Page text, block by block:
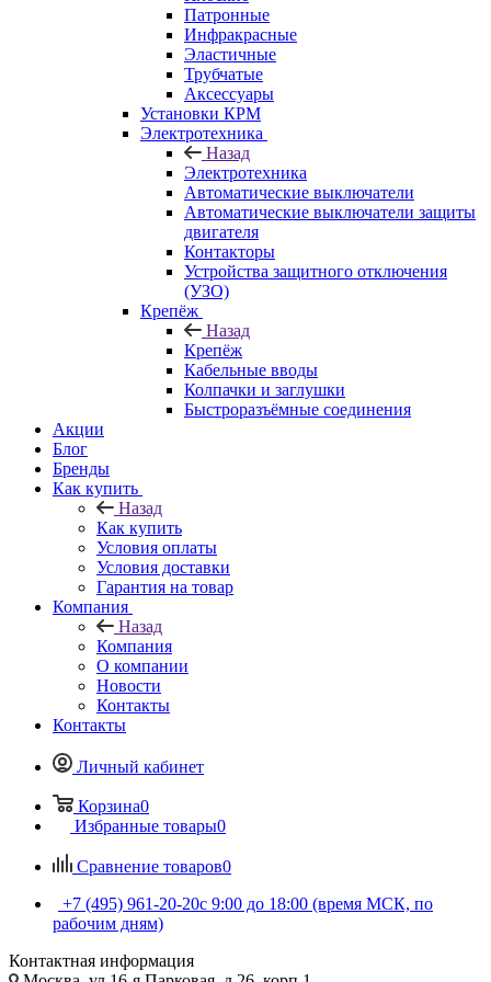
Патронные
Инфракрасные
Эластичные
Трубчатые
Аксессуары
Установки КРМ
Электротехника
Назад
Электротехника
Автоматические выключатели
Автоматические выключатели защиты
двигателя
Контакторы
Устройства защитного отключения
(УЗО)
Крепёж
Назад
Крепёж
Кабельные вводы
Колпачки и заглушки
Быстроразъёмные соединения
Акции
Блог
Бренды
Как купить
Назад
Как купить
Условия оплаты
Условия доставки
Гарантия на товар
Компания
Назад
Компания
О компании
Новости
Контакты
Контакты
Личный кабинет
Корзина0
Избранные товары0
Сравнение товаров0
+7 (495) 961-20-20с 9:00 до 18:00 (время МСК, по
рабочим дням)
Контактная информация